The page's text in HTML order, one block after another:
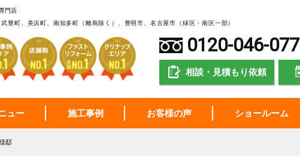
門店
町、美浜町、南知多町（離島除く）、豊明市、名古屋市（緑区・南区一部）
0120-046-077
相談・見積もり依頼
ュー 施工事例 お客様の声 ショールーム
邸